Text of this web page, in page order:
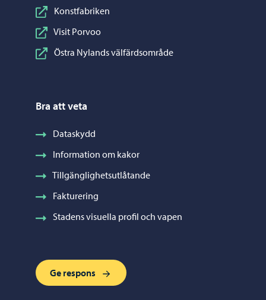
Konstfabriken
Visit Porvoo
Östra Nylands välfärdsområde
Bra att veta
Dataskydd
Information om kakor
Tillgänglighetsutlåtande
Fakturering
Stadens visuella profil och vapen
Ge respons